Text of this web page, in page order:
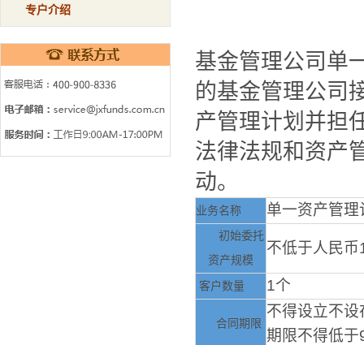
专户介绍
基金管理公司单
的基金管理公司
产管理计划并担
法律法规和资产
动。
业务名称 单一资产管理
初始委托
资产规模
不低于人民币
客户数量 1个
合同期限
不得设立不
期限不得低于